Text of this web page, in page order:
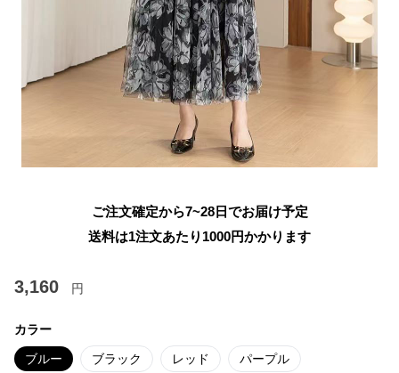
ご注文確定から7~28日でお届け予定
送料は1注文あたり 1000円かかります
3,160 円
カラー
ブルー ブラック レッド パープル